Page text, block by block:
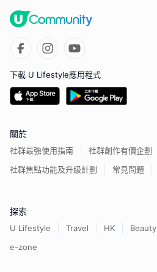
下載 U Lifestyle應用程式
關於
社群最強使用指南
社群創作有價企劃
社群焦點功能及升級計劃
常見問題
探索
U Lifestyle Travel HK Beauty
e-zone